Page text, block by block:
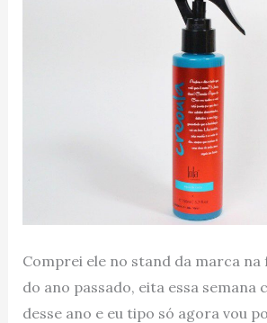
Comprei ele no stand da marca
do ano passado, eita essa semana
desse ano e eu tipo só agora vou